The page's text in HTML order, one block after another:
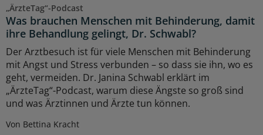
„ÄrzteTag“-Podcast
Was brauchen Menschen mit Behinderung, damit
ihre Behandlung gelingt, Dr. Schwabl?
Der Arztbesuch ist für viele Menschen mit Behinderung
mit Angst und Stress verbunden – so dass sie ihn, wo es
geht, vermeiden. Dr. Janina Schwabl erklärt im
„ÄrzteTag“-Podcast, warum diese Ängste so groß sind
und was Ärztinnen und Ärzte tun können.
Von Bettina Kracht